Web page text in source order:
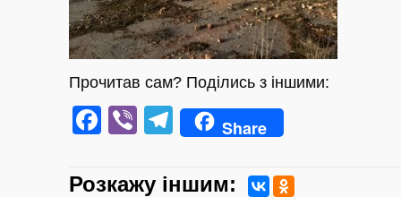
Прочитав сам? Поділись з іншими:
Facebook
ViberTelegram
Share
Розкажу iншим: